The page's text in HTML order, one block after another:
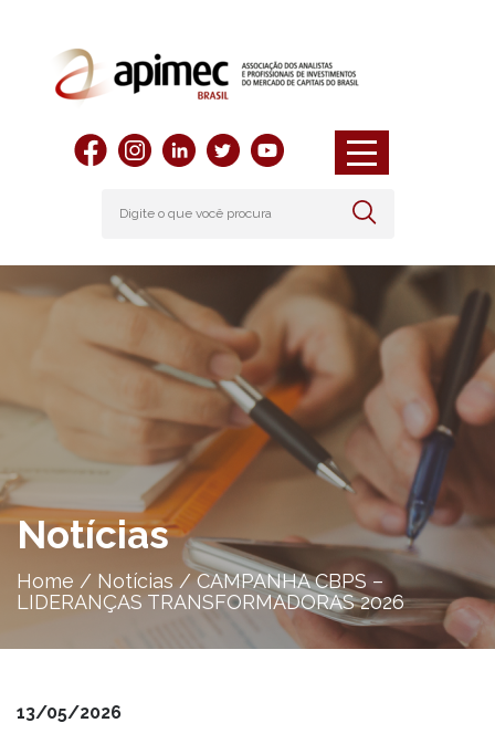
Notícias
Home / Notícias /CAMPANHA CBPS –
LIDERANÇAS TRANSFORMADORAS 2026
13/05/2026